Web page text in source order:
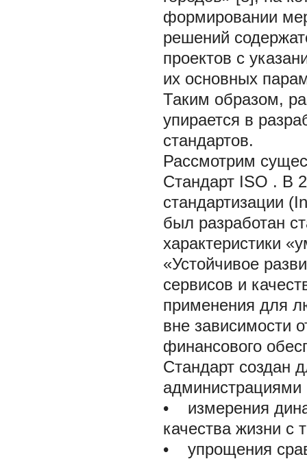
формировании
решений
проектов с
их основных
Таким образом,
упирается в
стандартов.
Рассмотрим
Стандарт ISO . В
стандартизации
был разработан
характеристики
«Устойчивое
сервисов и
применения для
вне зависимости
финансового
Стандарт создан
•
измерения
качества жизни с
•
упрощения